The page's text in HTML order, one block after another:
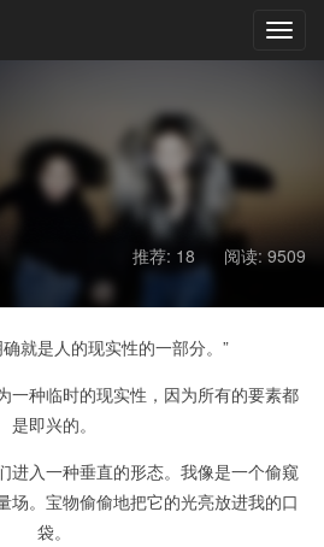
推荐: 18 阅读: 9509
就是人的现实性的一部分。”
一种临时的现实性，因为所有的要素都
是即兴的。
进入一种垂直的形态。我像是一个偷窥
场。宝物偷偷地把它的光亮放进我的口
袋。